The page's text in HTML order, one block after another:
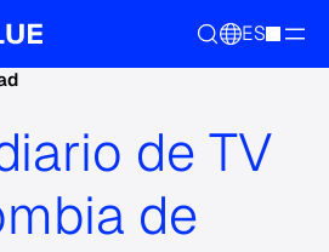
ES
de TV
de